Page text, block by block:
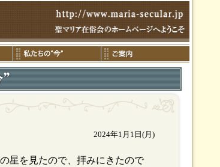
2024年1月1日(月)
星を見たので、拝みにきたので